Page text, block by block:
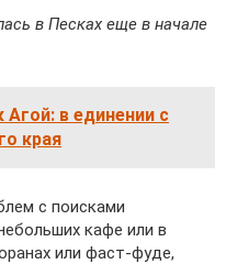
в Песках еще в начале
Агой: в единении с
края
с поисками
кафе или в
или фаст-фуде,